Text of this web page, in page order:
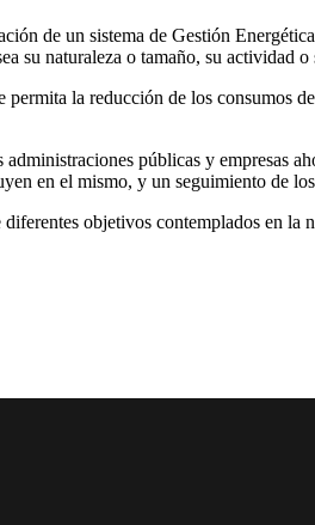
de un sistema de Gestión
su naturaleza o tamaño, su actividad o
la reducción de los consumos
públicas y empresas
en el mismo, y un seguimiento de
objetivos contemplados en la